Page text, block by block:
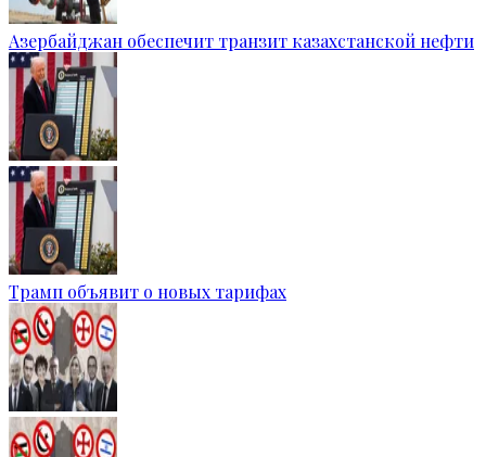
Азербайджан обеспечит транзит казахстанской нефти
Трамп объявит о новых тарифах